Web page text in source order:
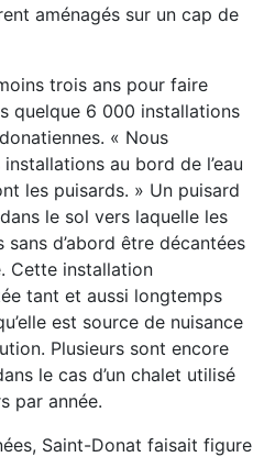
aménagés sur un cap de
trois ans pour faire
quelque 6 000 installations
« Nous
au bord de l’eau
les puisards. » Un puisard
le sol vers laquelle les
d’abord être décantées
Cette installation
tant et aussi longtemps
est source de nuisance
Plusieurs sont encore
le cas d’un chalet utilisé
par année.
Saint-Donat faisait figure